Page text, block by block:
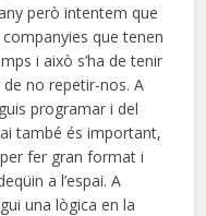
però intentem que
que tenen
i això s’ha de tenir
no repetir-nos. A
programar i del
també és important,
fer gran format i
a l’espai. A
una lògica en la